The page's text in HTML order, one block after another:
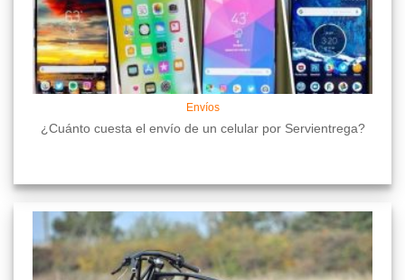
Envíos
¿Cuánto cuesta el envío de un celular por Servientrega?